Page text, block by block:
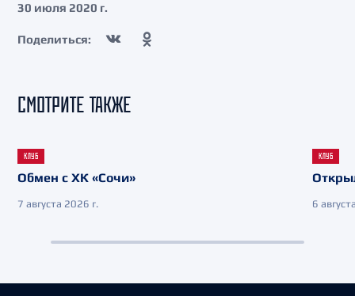
30 июля 2020 г.
Поделиться:
СМОТРИТЕ ТАКЖЕ
КЛУБ
Обмен с ХК «Сочи»
7 августа 2026 г.
КЛУБ
6